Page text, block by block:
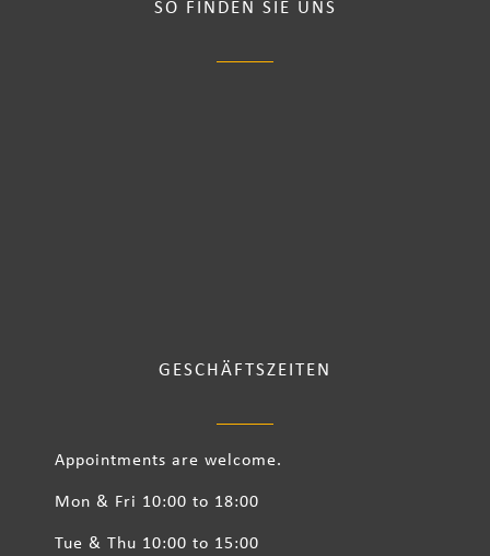
SO FINDEN SIE UNS
GESCHÄFTSZEITEN
Appointments are welcome.
Mon & Fri 10:00 to 18:00
Tue & Thu 10:00 to 15:00